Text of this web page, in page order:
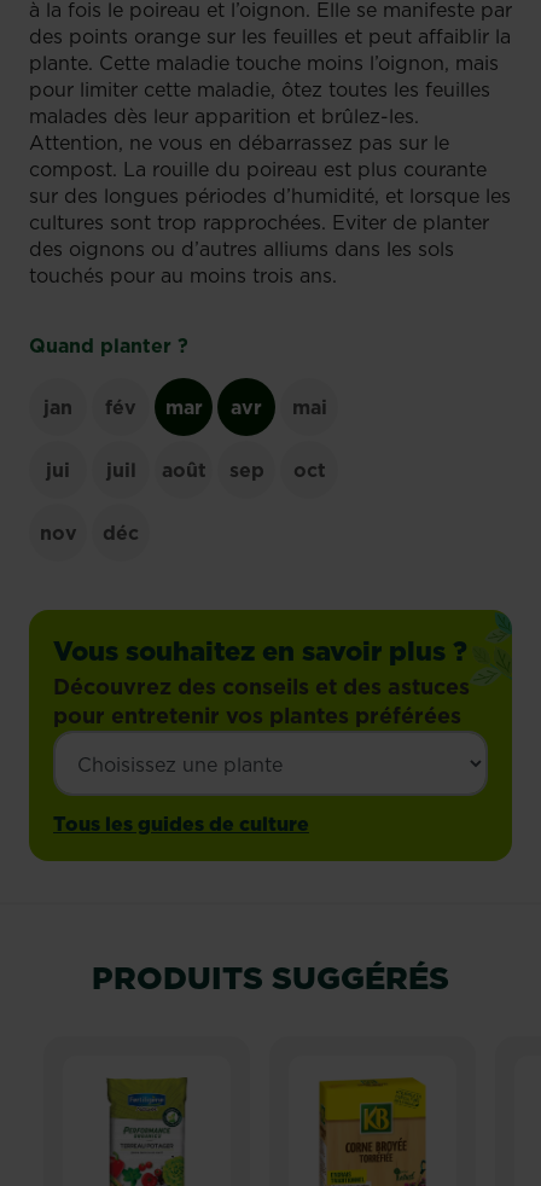
à la fois le poireau et l’oignon. Elle se manifeste par
des points orange sur les feuilles et peut affaiblir la
plante. Cette maladie touche moins l’oignon, mais
pour limiter cette maladie, ôtez toutes les feuilles
malades dès leur apparition et brûlez-les.
Attention, ne vous en débarrassez pas sur le
compost. La rouille du poireau est plus courante
sur des longues périodes d’humidité, et lorsque les
cultures sont trop rapprochées. Eviter de planter
des oignons ou d’autres alliums dans les sols
touchés pour au moins trois ans.
Quand planter ?
jan fév mar avr mai
jui juil août sep oct
nov déc
Vous souhaitez en savoir plus ?
Découvrez des conseils et des astuces
pour entretenir vos plantes préférées
Tous les guides de culture
PRODUITS SUGGÉRÉS